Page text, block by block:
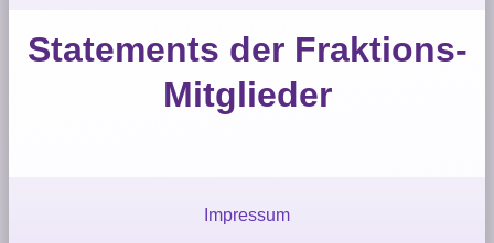
Statements der Fraktions-
Mitglieder
Impressum